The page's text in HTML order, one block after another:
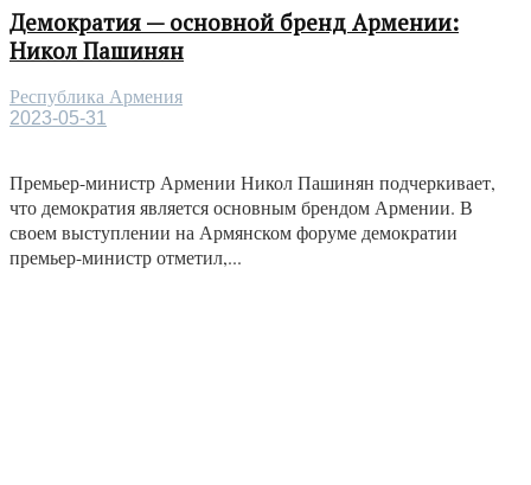
Демократия — основной бренд Армении:
Никол Пашинян
Республика Армения
2023-05-31
Премьер-министр Армении Никол Пашинян подчеркивает,
что демократия является основным брендом Армении. В
своем выступлении на Армянском форуме демократии
премьер-министр отметил,...